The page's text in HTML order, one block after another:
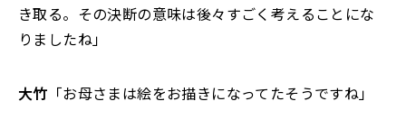
き取る。その決断の意味は後々すごく考えることにな
りましたね」
大竹 「お母さまは絵をお描きになってたそうですね」